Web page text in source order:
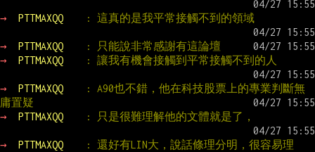
→ PTTMAXQQ : 這真的是我平常接觸不到的領域
→ PTTMAXQQ
: 只能說非常感謝有這論壇
→
PTTMAXQQ : 讓我有機會接觸到平常接觸不到的人
→ PTTMAXQQ
: A90也不錯，他在科技股票上的專業判斷無
庸置疑
→
PTTMAXQQ : 只是很難理解他的文體就是了，
→ PTTMAXQQ
: 還好有LIN大，說話條理分明，很容易理